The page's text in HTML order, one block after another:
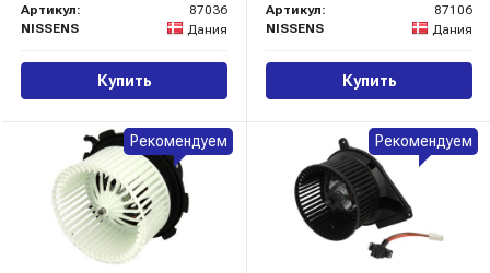
Артикул:
87036
NISSENS
Дания
Купить
Артикул:
87106
NISSENS
Дания
Купить
Рекомендуем Рекомендуем